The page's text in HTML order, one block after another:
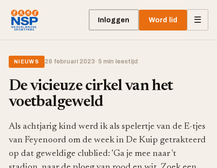
Inloggen Word lid ☰
NIEUWS 28 februari 2023· 5 min leestijd
De vicieuze cirkel van het
voetbalgeweld
Als achtjarig kind werd ik als spelertje van de E-tjes
van Feyenoord om de week in De Kuip getrakteerd
op dat geweldige clublied: ’Ga je mee naar 't